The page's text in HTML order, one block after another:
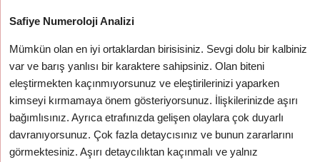
Safiye Numeroloji Analizi
Mümkün olan en iyi ortaklardan birisisiniz. Sevgi dolu bir kalbiniz
var ve barış yanlısı bir karaktere sahipsiniz. Olan biteni
eleştirmekten kaçınmıyorsunuz ve eleştirilerinizi yaparken
kimseyi kırmamaya önem gösteriyorsunuz. İlişkilerinizde aşırı
bağımlısınız. Ayrıca etrafınızda gelişen olaylara çok duyarlı
davranıyorsunuz. Çok fazla detaycısınız ve bunun zararlarını
görmektesiniz. Aşırı detaycılıktan kaçınmalı ve yalnız